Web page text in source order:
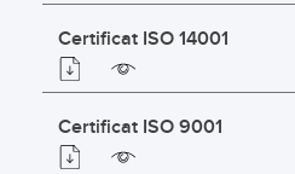
Certificat ISO 14001
Certificat ISO 9001